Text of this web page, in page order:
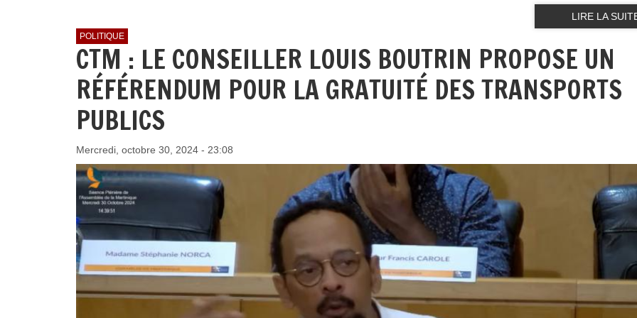
LIRE LA
POLITIQUE
CTM : LE CONSEILLER LOUIS BOUTRIN PROPOSE UN
RÉFÉRENDUM POUR LA GRATUITÉ DES TRANSPORTS
PUBLICS
Mercredi, octobre 30, 2024 - 23:08